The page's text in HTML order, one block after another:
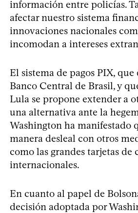
información entre policías.
afectar nuestro sistema
innovaciones nacionales
incomodan a intereses
El sistema de pagos PIX, que
Banco Central de Brasil, y
Lula se propone extender a
una alternativa ante la
Washington ha manifestado
manera desleal con otros
como las grandes tarjetas de
internacionales.
En cuanto al papel de
decisión adoptada por